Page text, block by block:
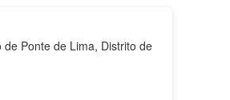
Ponte de Lima, Distrito de